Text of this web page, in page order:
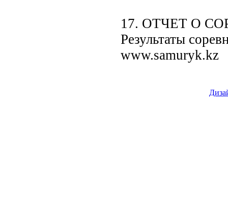
17. ОТЧЕТ О
Результаты
www.samuryk.kz